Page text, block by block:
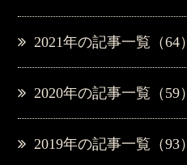
2021年の記事一覧（64）
2020年の記事一覧（59）
2019年の記事一覧（93）